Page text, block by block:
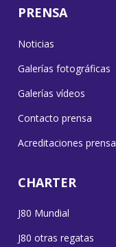
PRENSA
Noticias
Galerías fotográficas
Galerías vídeos
Contacto prensa
Acreditaciones prensa
CHARTER
J80 Mundial
J80 otras regatas